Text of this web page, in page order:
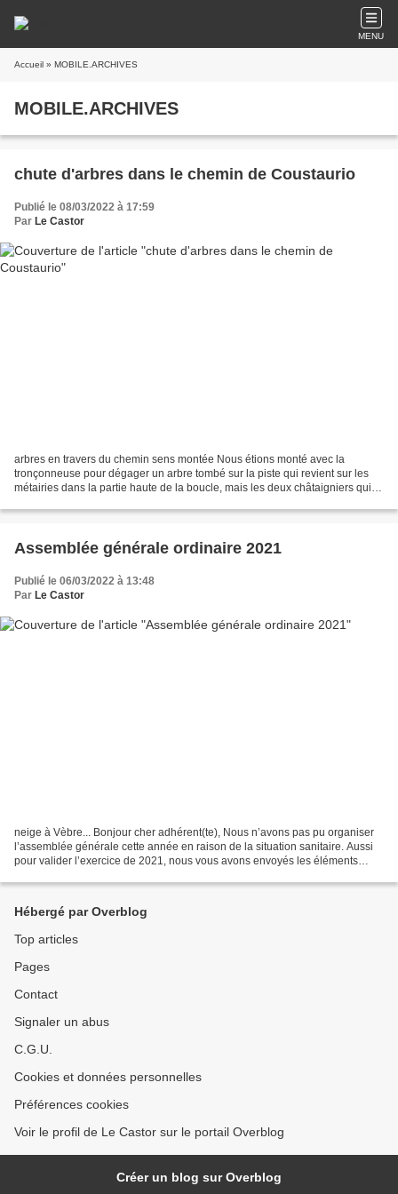
MENU
Accueil » MOBILE.ARCHIVES
MOBILE.ARCHIVES
chute d'arbres dans le chemin de Coustaurio
Publié le 08/03/2022 à 17:59
Par Le Castor
arbres en travers du chemin sens montée Nous étions monté avec la
tronçonneuse pour dégager un arbre tombé sur la piste qui revient sur les
métairies dans la partie haute de la boucle, mais les deux châtaigniers qui
Assemblée générale ordinaire 2021
Publié le 06/03/2022 à 13:48
Par Le Castor
neige à Vèbre... Bonjour cher adhérent(te), Nous n’avons pas pu organiser
l’assemblée générale cette année en raison de la situation sanitaire. Aussi
pour valider l’exercice de 2021, nous vous avons envoyés les éléments
Hébergé par Overblog
Top articles
Pages
Contact
Signaler un abus
C.G.U.
Cookies et données personnelles
Préférences cookies
Voir le profil de Le Castor sur le portail Overblog
Créer un blog sur Overblog